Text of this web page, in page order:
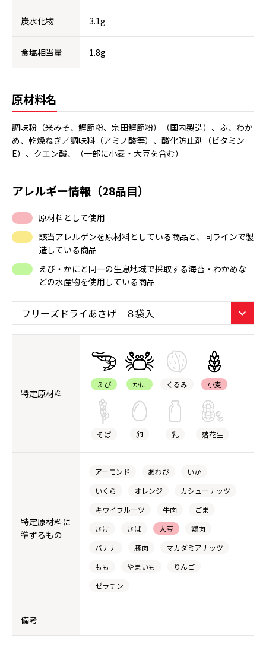
炭水化物 3.1g
食塩相当量 1.8g
原材料名
調味粉（米みそ、鰹節粉、宗田鰹節粉）（国内製造）、ふ、わか
め、乾燥ねぎ／調味料（アミノ酸等）、酸化防止剤（ビタミン
E）、クエン酸、（一部に小麦・大豆を含む）
アレルギー情報（28品目）
原材料として使用
該当アレルゲンを原材料としている商品と、同ラインで製
造している商品
えび・かにと同一の生息地域で採取する海苔・わかめな
どの水産物を使用している商品
特定原材料
えび かに くるみ 小麦
そば 卵 乳 落花生
特定原材料に
準ずるもの
アーモンド あわび
いか
いくら
オレンジ
カシューナッツ
キウイフルーツ
牛肉
ごま
さけ
さば 大豆
鶏肉
バナナ
豚肉
マカダミアナッツ
もも
やまいも
りんご
ゼラチン
備考